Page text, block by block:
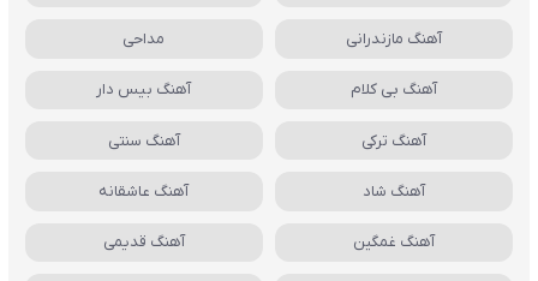
آهنگ مازندرانی مداحی
آهنگ بی کلام آهنگ بیس دار
آهنگ ترکی آهنگ سنتی
آهنگ شاد آهنگ عاشقانه
آهنگ غمگین آهنگ قدیمی